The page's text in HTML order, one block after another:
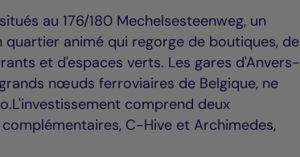
au 176/180 Mechelsesteenweg, un
animé qui regorge de boutiques, de
et d'espaces verts. Les gares d'Anvers-
nœuds ferroviaires de Belgique, ne
comprend deux
C-Hive et Archimedes,